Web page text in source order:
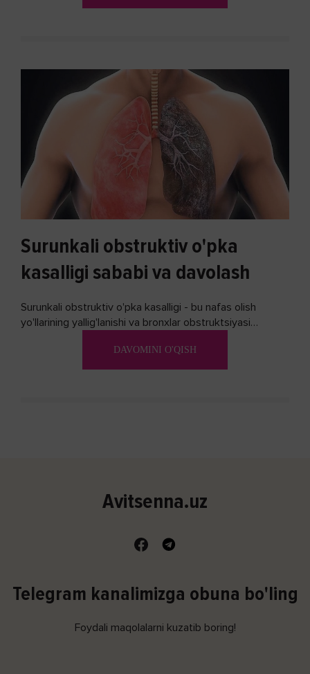
Surunkali obstruktiv o'pka
kasalligi sababi va davolash
Surunkali obstruktiv o'pka kasalligi - bu nafas olish
yo'llarining yallig'lanishi va bronxlar obstruktsiyasi
DAVOMINI O'QISH
Avitsenna.uz
Telegram kanalimizga obuna bo'ling
Foydali maqolalarni kuzatib boring!